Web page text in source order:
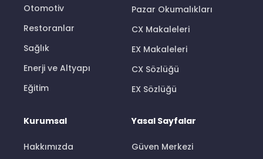
Otomotiv
Restoranlar
Sağlık
Enerji ve Altyapı
Eğitim
Pazar Okumalıkları
CX Makaleleri
EX Makaleleri
CX Sözlüğü
EX Sözlüğü
Kurumsal
Hakkımızda
Yasal Sayfalar
Güven Merkezi